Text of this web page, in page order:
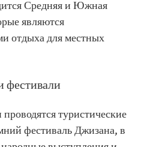
Средняя и Южная
являются
отдыха для местных
фестивали
туристические
фестиваль Джизана, в